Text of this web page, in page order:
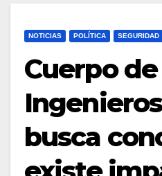
NOTICIAS POLÍTICA SEGURIDAD
Cuerpo de
busca